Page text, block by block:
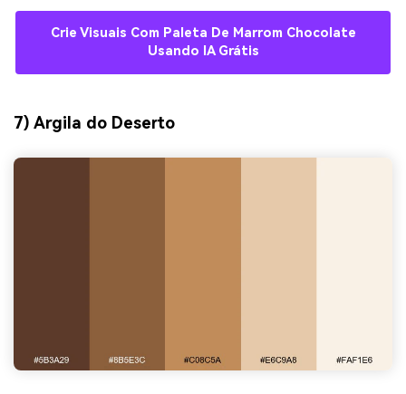
Crie Visuais Com Paleta De Marrom Chocolate
Usando IA Grátis
7) Argila do Deserto